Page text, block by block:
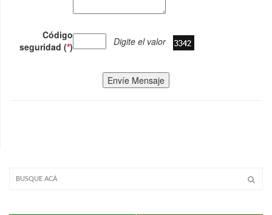
Código
seguridad (*) Digite el valor
Envíe Mensaje